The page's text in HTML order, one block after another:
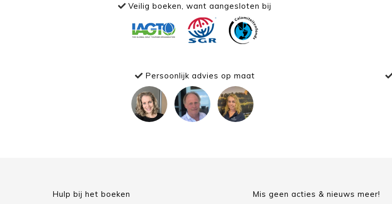
Veilig boeken, want aangesloten bij
Persoonlijk advies op maat
Hulp bij het boeken
Mis geen acties & nieuws meer!